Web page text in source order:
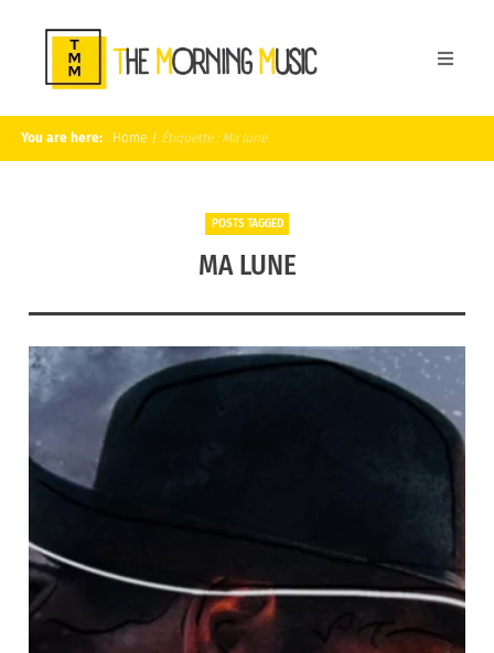
You are here: Home / Étiquette : Ma lune
POSTS TAGGED
MA LUNE